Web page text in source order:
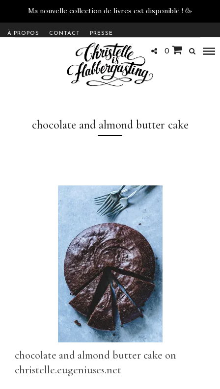
Ma nouvelle collection de livres est disponible ! 🥳
À PROPOS CONTACT PRESSE
0
chocolate and almond butter cake
chocolate and almond butter cake on
christelle.eugeniuses.net